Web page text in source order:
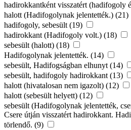
hadirokkantként visszatért (hadifogoly
halott (Hadifogolynak jelentették.) (21)
hadifogoly, sebesült (19)
hadirokkant (Hadifogoly volt.) (18)
sebesült (halott) (18)
Hadifogolynak jelentették. (14)
sebesült, Hadifogságban elhunyt (14)
sebesült, hadifogoly hadirokkant (13)
halott (hivatalosan nem igazolt) (12)
halott (sebesült helyett) (12)
sebesült (Hadifogolynak jelentették,
Csere útján visszatért hadirokkant.
törlendő. (9)